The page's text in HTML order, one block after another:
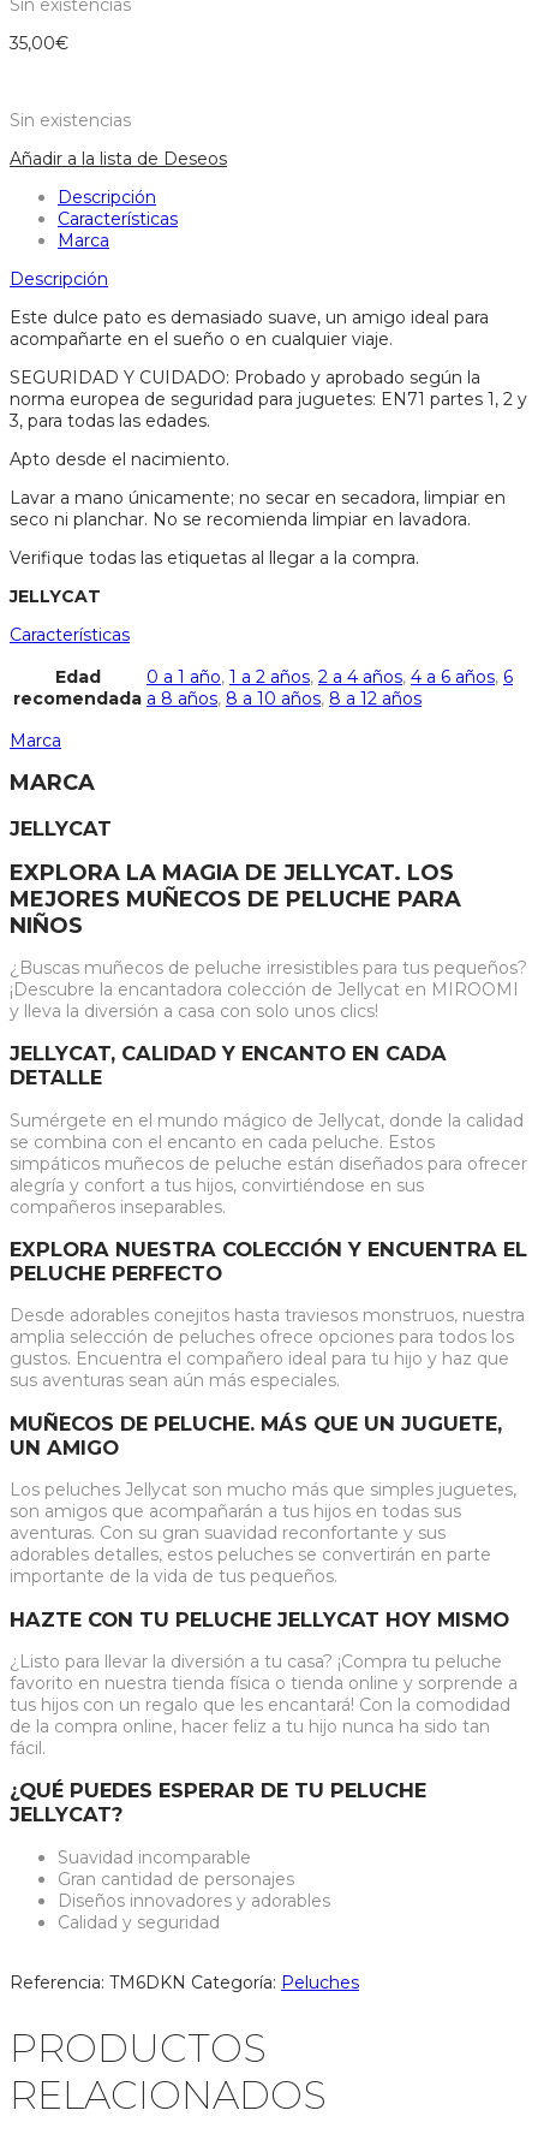
Sin existencias
35,00€
Sin existencias
Añadir a la lista de Deseos
Descripción
Características
Marca
Descripción
Este dulce pato es demasiado suave, un amigo ideal para
acompañarte en el sueño o en cualquier viaje.
SEGURIDAD Y CUIDADO: Probado y aprobado según la
norma europea de seguridad para juguetes: EN71 partes 1, 2 y
3, para todas las edades.
Apto desde el nacimiento.
Lavar a mano únicamente; no secar en secadora, limpiar en
seco ni planchar. No se recomienda limpiar en lavadora.
Verifique todas las etiquetas al llegar a la compra.
JELLYCAT
Características
Edad
recomendada
0 a 1 año, 1 a 2 años, 2 a 4 años, 4 a 6 años, 6
a 8 años, 8 a 10 años, 8 a 12 años
Marca
MARCA
JELLYCAT
EXPLORA LA MAGIA DE JELLYCAT. LOS
MEJORES MUÑECOS DE PELUCHE PARA
NIÑOS
¿Buscas muñecos de peluche irresistibles para tus pequeños?
¡Descubre la encantadora colección de Jellycat en MIROOMI
y lleva la diversión a casa con solo unos clics!
JELLYCAT, CALIDAD Y ENCANTO EN CADA
DETALLE
Sumérgete en el mundo mágico de Jellycat, donde la calidad
se combina con el encanto en cada peluche. Estos
simpáticos muñecos de peluche están diseñados para ofrecer
alegría y confort a tus hijos, convirtiéndose en sus
compañeros inseparables.
EXPLORA NUESTRA COLECCIÓN Y ENCUENTRA EL
PELUCHE PERFECTO
Desde adorables conejitos hasta traviesos monstruos, nuestra
amplia selección de peluches ofrece opciones para todos los
gustos. Encuentra el compañero ideal para tu hijo y haz que
sus aventuras sean aún más especiales.
MUÑECOS DE PELUCHE. MÁS QUE UN JUGUETE,
UN AMIGO
Los peluches Jellycat son mucho más que simples juguetes,
son amigos que acompañarán a tus hijos en todas sus
aventuras. Con su gran suavidad reconfortante y sus
adorables detalles, estos peluches se convertirán en parte
importante de la vida de tus pequeños.
HAZTE CON TU PELUCHE JELLYCAT HOY MISMO
¿Listo para llevar la diversión a tu casa? ¡Compra tu peluche
favorito en nuestra tienda física o tienda online y sorprende a
tus hijos con un regalo que les encantará! Con la comodidad
de la compra online, hacer feliz a tu hijo nunca ha sido tan
fácil.
¿QUÉ PUEDES ESPERAR DE TU PELUCHE
JELLYCAT?
Suavidad incomparable
Gran cantidad de personajes
Diseños innovadores y adorables
Calidad y seguridad
Referencia: TM6DKN Categoría: Peluches
PRODUCTOS
RELACIONADOS